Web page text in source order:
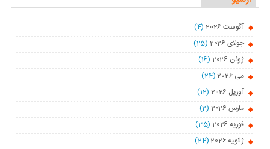
آگوست 2026
(4)
جولای 2026
(25)
ژوئن 2026
(16)
می 2026
(24)
آوریل 2026
(12)
مارس 2026
(2)
فوریه 2026
(35)
ژانویه 2026
(24)